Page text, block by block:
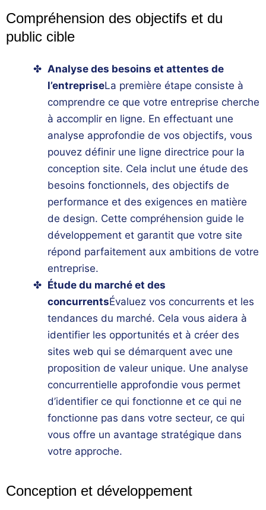
Compréhension des objectifs et du
public cible
Analyse des besoins et attentes de
l’entrepriseLa première étape consiste à
comprendre ce que votre entreprise cherche
à accomplir en ligne. En effectuant une
analyse approfondie de vos objectifs, vous
pouvez définir une ligne directrice pour la
conception site. Cela inclut une étude des
besoins fonctionnels, des objectifs de
performance et des exigences en matière
de design. Cette compréhension guide le
développement et garantit que votre site
répond parfaitement aux ambitions de votre
entreprise.
Étude du marché et des
concurrentsÉvaluez vos concurrents et les
tendances du marché. Cela vous aidera à
identifier les opportunités et à créer des
sites web qui se démarquent avec une
proposition de valeur unique. Une analyse
concurrentielle approfondie vous permet
d’identifier ce qui fonctionne et ce qui ne
fonctionne pas dans votre secteur, ce qui
vous offre un avantage stratégique dans
votre approche.
Conception et développement